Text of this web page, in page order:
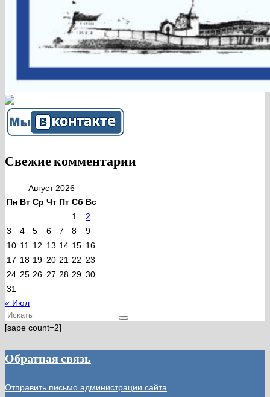
Свежие комментарии
Август 2026
Пн Вт Ср Чт Пт Сб Вс
1
2
3
4 5 6 7 8
9
10 11 12 13 14 15 16
17 18 19 20 21 22 23
24 25 26 27 28 29 30
31
« Июл
Искать:
[sape count=2]
Обратная связь
Отправить письмо администрации сайта